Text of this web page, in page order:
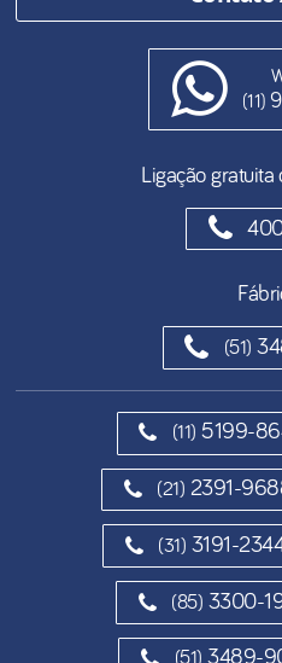
(11)
Ligação gratuita
(51)
(11) 5199-
(21) 2391-
(31) 3191-
(85) 3300-
3489-